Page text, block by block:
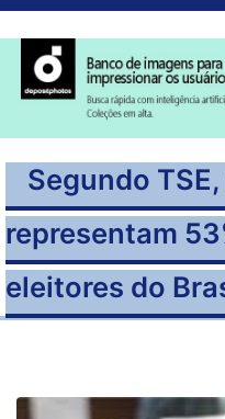
Segundo
representam
eleitores do